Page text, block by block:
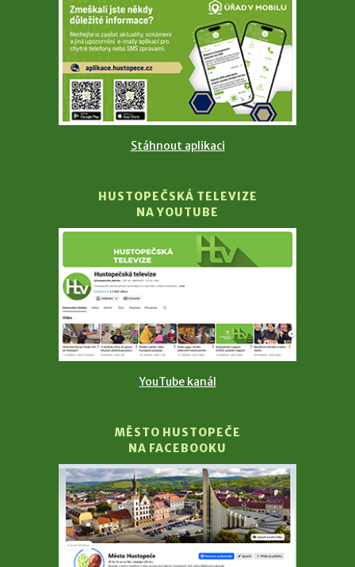
Stáhnout aplikaci
HUSTOPEČSKÁ TELEVIZE
NA YOUTUBE
YouTube kanál
MĚSTO HUSTOPEČE
NA FACEBOOKU